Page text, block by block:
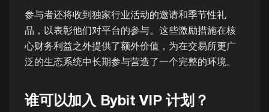
参与者还将收到独家行业活动的邀请和季节性礼
品，以表彰他们对平台的参与。这些激励措施在核
心财务利益之外提供了额外价值，为在交易所更广
泛的生态系统中长期参与营造了一个完整的环境。
谁可以加入 Bybit VIP 计划？